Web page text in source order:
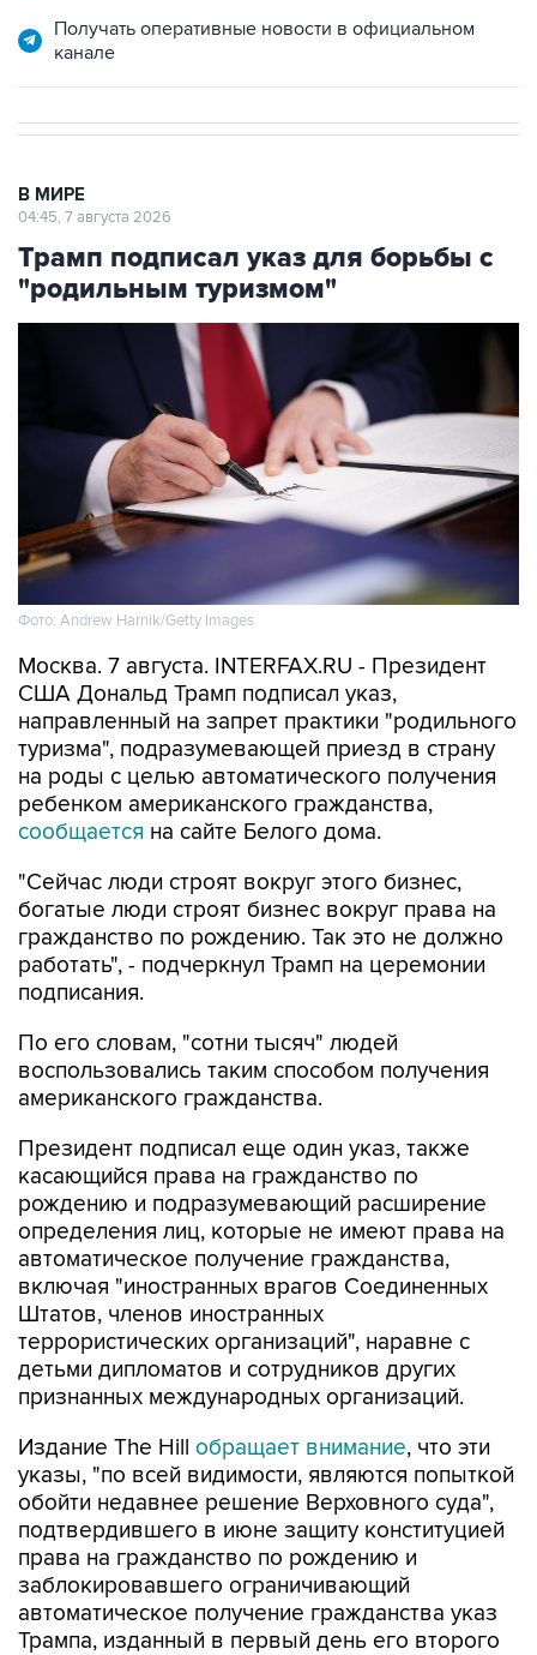
Получать оперативные новости в официальном
канале
В МИРЕ
04:45, 7 августа 2026
Трамп подписал указ для борьбы с
"родильным туризмом"
Фото: Andrew Harnik/Getty Images
Москва. 7 августа. INTERFAX.RU - Президент
США Дональд Трамп подписал указ,
направленный на запрет практики "родильного
туризма", подразумевающей приезд в страну
на роды с целью автоматического получения
ребенком американского гражданства,
сообщается на сайте Белого дома.
"Сейчас люди строят вокруг этого бизнес,
богатые люди строят бизнес вокруг права на
гражданство по рождению. Так это не должно
работать", - подчеркнул Трамп на церемонии
подписания.
По его словам, "сотни тысяч" людей
воспользовались таким способом получения
американского гражданства.
Президент подписал еще один указ, также
касающийся права на гражданство по
рождению и подразумевающий расширение
определения лиц, которые не имеют права на
автоматическое получение гражданства,
включая "иностранных врагов Соединенных
Штатов, членов иностранных
террористических организаций", наравне с
детьми дипломатов и сотрудников других
признанных международных организаций.
Издание The Hill обращает внимание, что эти
указы, "по всей видимости, являются попыткой
обойти недавнее решение Верховного суда",
подтвердившего в июне защиту конституцией
права на гражданство по рождению и
заблокировавшего ограничивающий
автоматическое получение гражданства указ
Трампа, изданный в первый день его второго